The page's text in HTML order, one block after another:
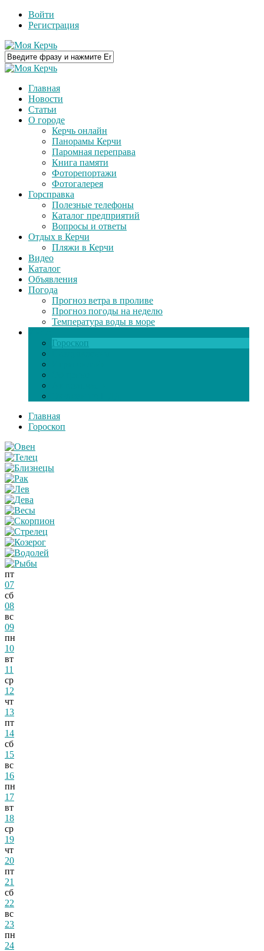
Войти
Регистрация
Главная
Новости
Статьи
О городе
Керчь онлайн
Панорамы Керчи
Паромная переправа
Книга памяти
Фоторепортажи
Фотогалерея
Горсправка
Полезные телефоны
Каталог предприятий
Вопросы и ответы
Отдых в Керчи
Пляжи в Керчи
Видео
Каталог
Объявления
Погода
Прогноз ветра в проливе
Прогноз погоды на неделю
Температура воды в море
Гороскоп
Главная
Гороскоп
пт
07
сб
08
вс
09
пн
10
вт
11
ср
12
чт
13
пт
14
сб
15
вс
16
пн
17
вт
18
ср
19
чт
20
пт
21
сб
22
вс
23
пн
24